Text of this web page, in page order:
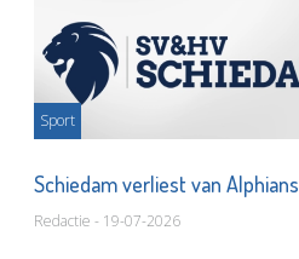
Sport
Schiedam verliest van Alphians
Redactie - 19-07-2026